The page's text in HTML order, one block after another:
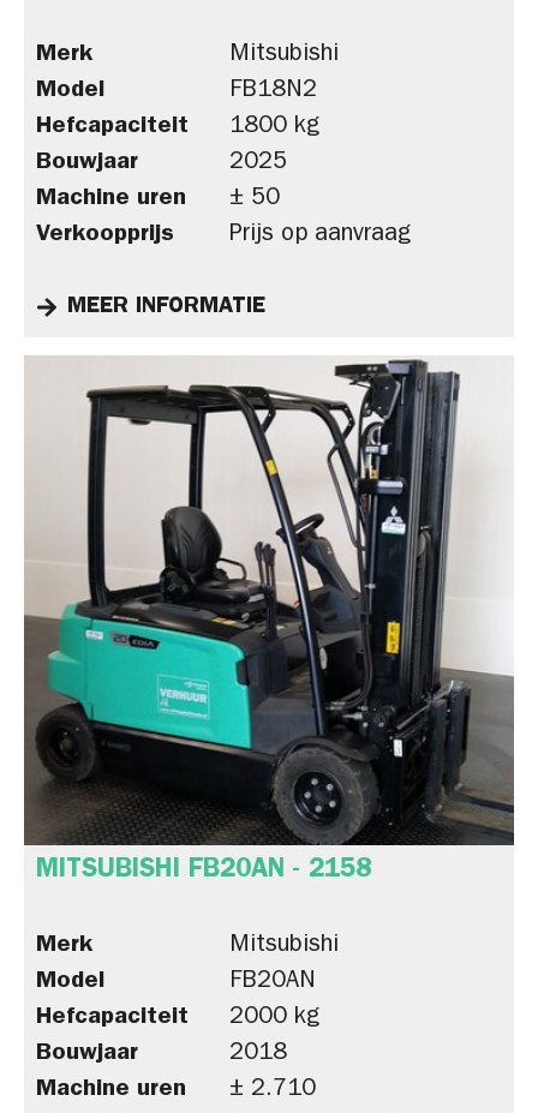
Merk
Mitsubishi
Model
FB18N2
Hefcapaciteit
1800 kg
Bouwjaar
2025
Machine uren
± 50
Verkoopprijs
Prijs op aanvraag
MEER INFORMATIE
MITSUBISHI FB20AN - 2158
Merk
Mitsubishi
Model
FB20AN
Hefcapaciteit
2000 kg
Bouwjaar
2018
Machine uren
± 2.710